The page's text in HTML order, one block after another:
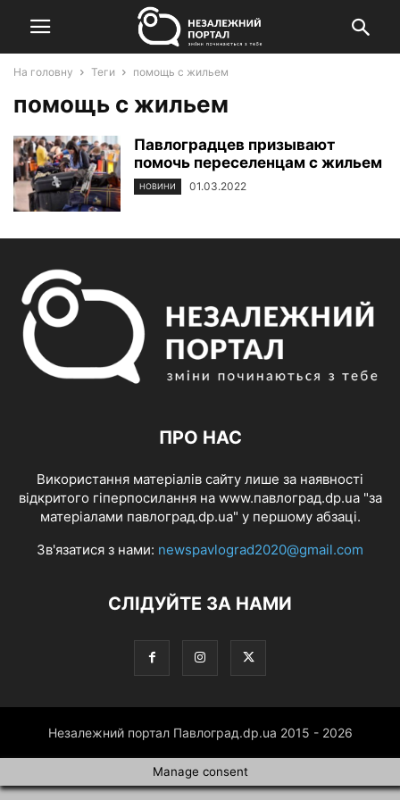
На головну Теги помощь с жильем
помощь с жильем
Павлоградцев призывают
помочь переселенцам с жильем
НОВИНИ 01.03.2022
ПРО НАС
Використання матеріалів сайту лише за наявності
відкритого гіперпосилання на www.павлоград.dp.ua "за
матеріалами павлоград.dp.ua" у першому абзаці.
Зв'язатися з нами: newspavlograd2020@gmail.com
СЛІДУЙТЕ ЗА НАМИ
Незалежний портал Павлоград.dp.ua 2015 - 2026
Manage consent